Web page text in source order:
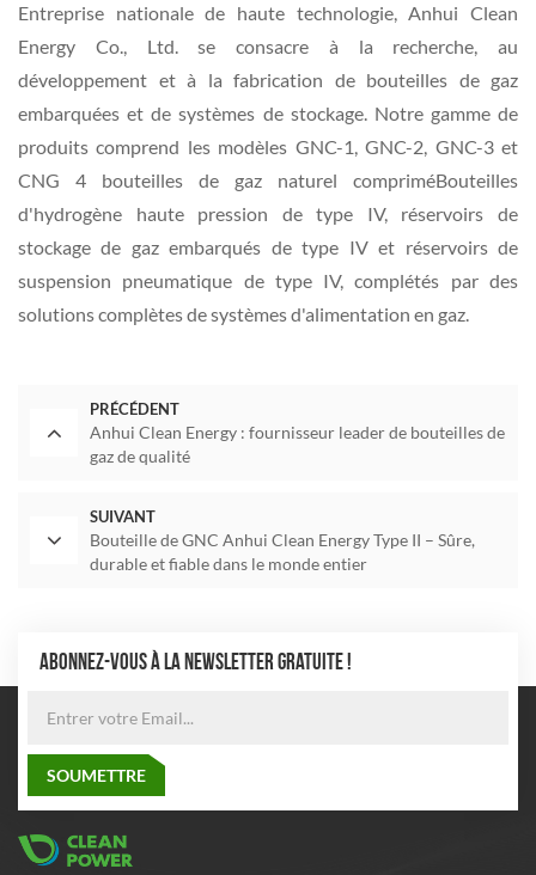
Entreprise nationale de haute technologie, Anhui Clean
Energy Co., Ltd. se consacre à la recherche, au
développement et à la fabrication de bouteilles de gaz
embarquées et de systèmes de stockage. Notre gamme de
produits comprend les modèles GNC-1, GNC-2, GNC-3 et
CNG 4 bouteilles de gaz naturel compriméBouteilles
d'hydrogène haute pression de type IV, réservoirs de
stockage de gaz embarqués de type IV et réservoirs de
suspension pneumatique de type IV, complétés par des
solutions complètes de systèmes d'alimentation en gaz.
PRÉCÉDENT
Anhui Clean Energy : fournisseur leader de bouteilles de
gaz de qualité
SUIVANT
Bouteille de GNC Anhui Clean Energy Type II – Sûre,
durable et fiable dans le monde entier
ABONNEZ-VOUS À LA NEWSLETTER GRATUITE !